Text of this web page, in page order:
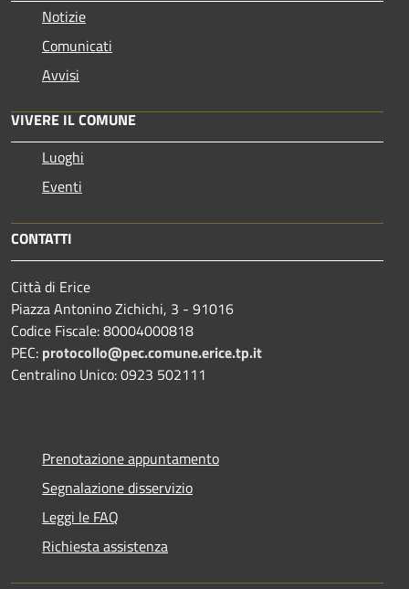
Notizie
Comunicati
Avvisi
VIVERE IL COMUNE
Luoghi
Eventi
CONTATTI
Città di Erice
Piazza Antonino Zichichi, 3 - 91016
Codice Fiscale: 80004000818
PEC: protocollo@pec.comune.erice.tp.it
Centralino Unico: 0923 502111
Prenotazione appuntamento
Segnalazione disservizio
Leggi le FAQ
Richiesta assistenza